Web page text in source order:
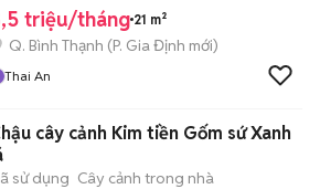
triệu/tháng 21 m²
Q. Bình Thạnh (P. Gia Định mới)
Thai An
cây cảnh Kim tiền Gốm sứ Xanh
sử dụng Cây cảnh trong nhà